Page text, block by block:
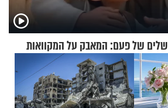
של פעם: המאבק על המקוואות